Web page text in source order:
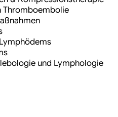
Thromboembolie
und Lymphologie